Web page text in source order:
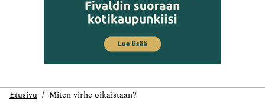
Etusivu Miten virhe oikaistaan?